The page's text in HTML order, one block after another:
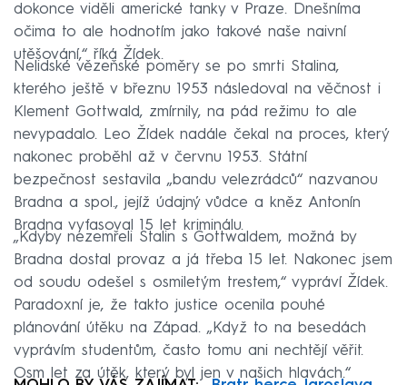
dokonce viděli americké tanky v Praze. Dnešníma
očima to ale hodnotím jako takové naše naivní
utěšování,“ říká Žídek.
Nelidské vězeňské poměry se po smrti Stalina,
kterého ještě v březnu 1953 následoval na věčnost i
Klement Gottwald, zmírnily, na pád režimu to ale
nevypadalo. Leo Žídek nadále čekal na proces, který
nakonec proběhl až v červnu 1953. Státní
bezpečnost sestavila „bandu velezrádců“ nazvanou
Bradna a spol., jejíž údajný vůdce a kněz Antonín
Bradna vyfasoval 15 let kriminálu.
„Kdyby nezemřeli Stalin s Gottwaldem, možná by
Bradna dostal provaz a já třeba 15 let. Nakonec jsem
od soudu odešel s osmiletým trestem,“ vypráví Žídek.
Paradoxní je, že takto justice ocenila pouhé
plánování útěku na Západ. „Když to na besedách
vyprávím studentům, často tomu ani nechtějí věřit.
Osm let za útěk, který byl jen v našich hlavách.“